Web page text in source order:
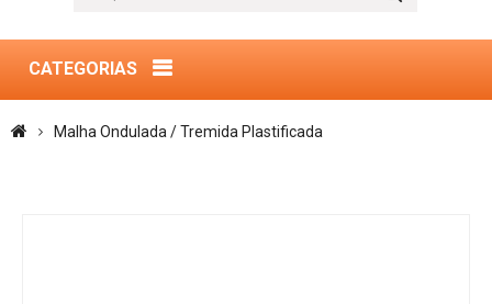
CATEGORIAS
Malha Ondulada / Tremida Plastificada